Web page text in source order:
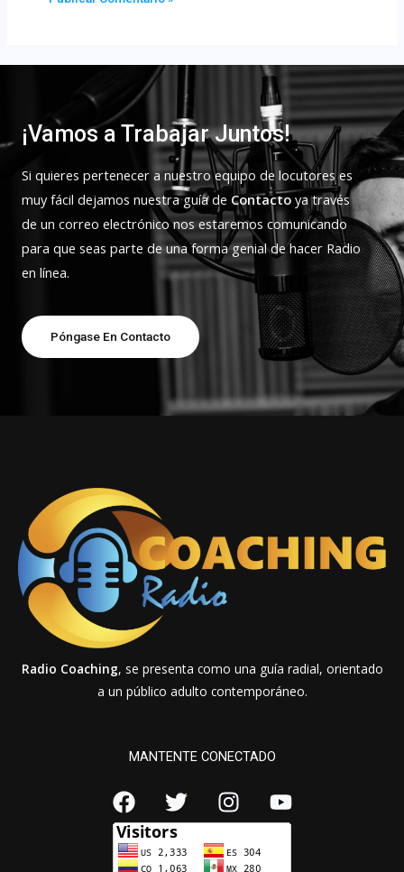
¡Vamos a Trabajar Juntos!
Si quieres pertenecer a nuestro equipo de locutores es
muy fácil dejamos nuestra guía de Contacto ya través
de un correo electrónico nos estaremos comunicando
para que seas parte de una forma genial de hacer Radio
en línea.
Póngase En Contacto
Radio Coaching, se presenta como una guía radial, orientado
a un público adulto contemporáneo.
MANTENTE CONECTADO